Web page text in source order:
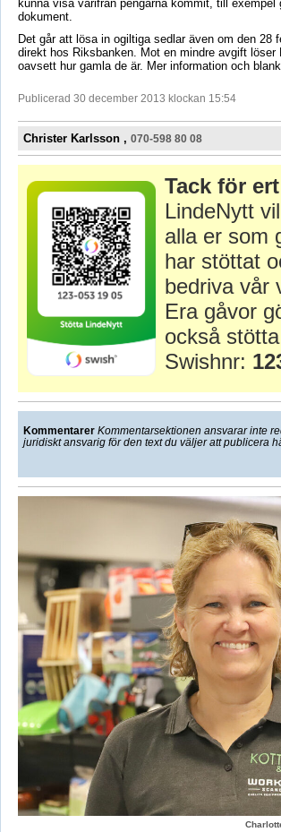
kunna visa varifrån pengarna kommit, till
dokument.
Det går att lösa in ogiltiga sedlar även om den 28
direkt hos Riksbanken. Mot en mindre avgift
oavsett hur gamla de är. Mer information och
Publicerad 30 december 2013 klockan 15:54
Christer Karlsson , 070-598 80 08
Tack för
LindeNytt
alla er som
har stöttat
bedriva vår
Era gåvor
också
Swishnr:
Kommentarer Kommentarsektionen ansvarar inte
juridiskt ansvarig för den text du väljer att publicera